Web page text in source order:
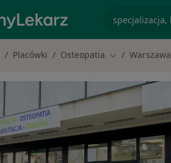
Placówki Osteopatia Zmień miasto
Warszawa